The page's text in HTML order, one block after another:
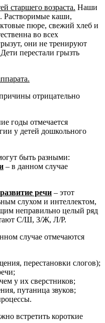
старшего возраста. Наши
Растворимые каши,
пюре, свежий хлеб и
во всех
они не тренируют
перестали грызть
отрицательно
годы отмечается
у детей дошкольного
быть разными:
– в данном случае
речи – этот
слухом и интеллектом,
неправильно целый ряд
С/Ш, З/Ж, Л/Р.
случае отмечаются
перестановки слогов);
у их сверстников;
путаница звуков;
встретить короткие